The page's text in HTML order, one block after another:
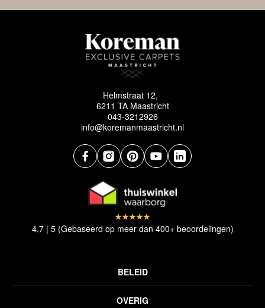
Helmstraat 12,
6211 TA Maastricht
043-3212926
info@koremanmaastricht.nl
OVERIG
BELEID
4,7 | 5 (Gebaseerd op meer dan 400+ beoordelingen)